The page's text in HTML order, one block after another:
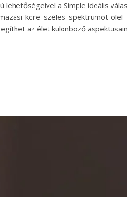
lehetőségeivel a Simple ideális
köre széles spektrumot
az élet különböző